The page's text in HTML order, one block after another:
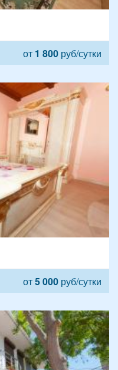
от 1 800 руб/сутки
от5 000 руб/сутки